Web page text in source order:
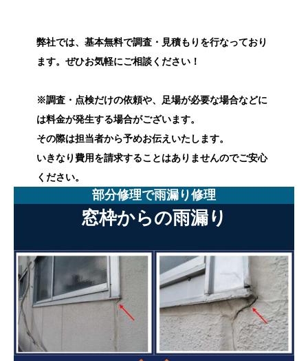
弊社では、基本無料で調査・見積もりを行なっており
ます。ぜひお気軽にご相談ください！
※調査・点検だけの依頼や、足場が必要な場合などに
は料金が発生する場合がございます。
その際は担当者から予めお伝えいたします。
いきなり費用を請求することはありませんのでご安心
ください。
部分修理で雨漏り修理
窓枠からの雨漏り